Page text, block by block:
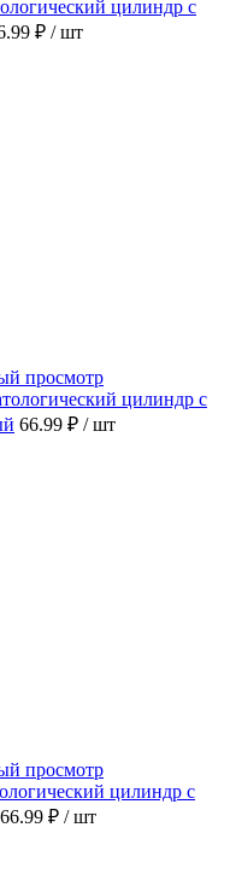
цилиндр с
₽ / шт
просмотр
цилиндр с
66.99 ₽ / шт
просмотр
цилиндр с
66.99 ₽ / шт